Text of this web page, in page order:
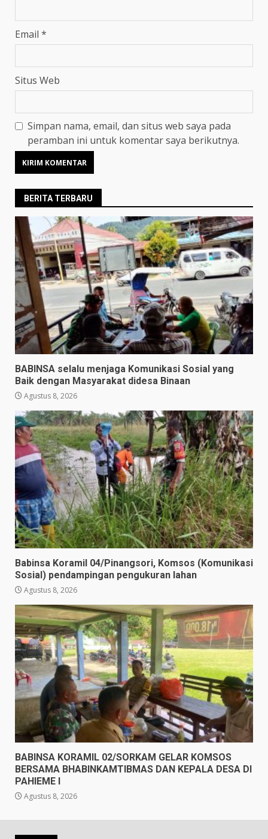
Email *
Situs Web
Simpan nama, email, dan situs web saya pada
peramban ini untuk komentar saya berikutnya.
BERITA TERBARU
BABINSA selalu menjaga Komunikasi Sosial yang
Baik dengan Masyarakat didesa Binaan
Agustus 8, 2026
Babinsa Koramil 04/Pinangsori, Komsos (Komunikasi
Sosial) pendampingan pengukuran lahan
Agustus 8, 2026
BABINSA KORAMIL 02/SORKAM GELAR KOMSOS
BERSAMA BHABINKAMTIBMAS DAN KEPALA DESA DI
PAHIEME I
Agustus 8, 2026